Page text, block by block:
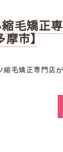
毛矯正
摩市】
毛矯正専門店